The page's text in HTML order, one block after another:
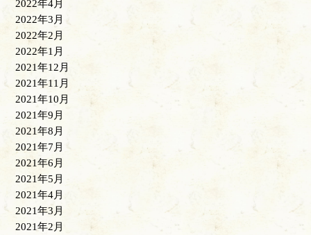
2022年4月
2022年3月
2022年2月
2022年1月
2021年12月
2021年11月
2021年10月
2021年9月
2021年8月
2021年7月
2021年6月
2021年5月
2021年4月
2021年3月
2021年2月